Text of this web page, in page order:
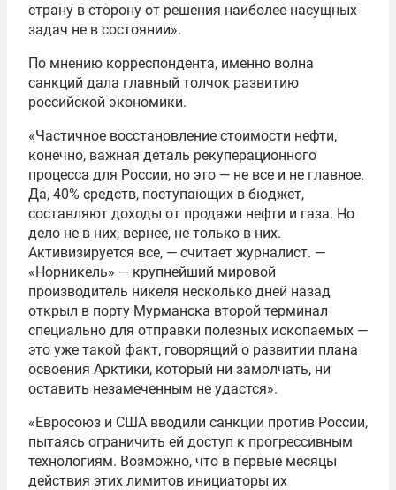
страну в сторону от решения наиболее насущных
задач не в состоянии».
По мнению корреспондента, именно волна
санкций дала главный толчок развитию
российской экономики.
«Частичное восстановление стоимости нефти,
конечно, важная деталь рекуперационного
процесса для России, но это — не все и не главное.
Да, 40% средств, поступающих в бюджет,
составляют доходы от продажи нефти и газа. Но
дело не в них, вернее, не только в них.
Активизируется все, — считает журналист. —
«Норникель» — крупнейший мировой
производитель никеля несколько дней назад
открыл в порту Мурманска второй терминал
специально для отправки полезных ископаемых —
это уже такой факт, говорящий о развитии плана
освоения Арктики, который ни замолчать, ни
оставить незамеченным не удастся».
«Евросоюз и США вводили санкции против России,
пытаясь ограничить ей доступ к прогрессивным
технологиям. Возможно, что в первые месяцы
действия этих лимитов инициаторы их